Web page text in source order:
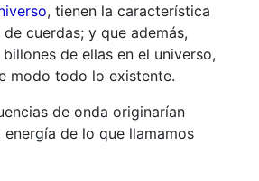
, tienen la característica
cuerdas; y que además,
de ellas en el universo,
modo todo lo existente.
de onda originarían
de lo que llamamos